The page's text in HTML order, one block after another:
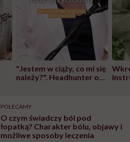
"Jestem w ciąży, co mi się
należy?". Headhunter o
pracy
POLECAMY
O czym świadczy ból pod
łopatką? Charakter bólu, objawy i
możliwe sposoby leczenia